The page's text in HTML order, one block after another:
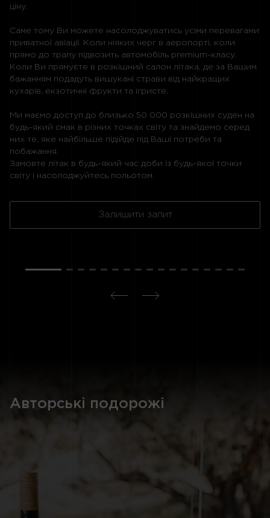
ціну.
Саме тому Ви можете насолоджуватись усіми перевагами
приватної авіації. Коли ніяких черг в аеропорті, коли
прямо до трапу підвозить автомобіль premium-класу.
Коли Ви прямуєте в розкішний салон літака, де за Вашим
бажанням подадуть вишукані страви від найкращих
кухарів, екзотичні фрукти та ігристе.
Ми маємо доступ до близько 50 000 розкішних суден на
будь-який смак в різних точках світу та знайдемо серед
них те, яке найбільше підійде під Ваші потреби та
побажання.
Замовте літак в будь-який час доби із будь-якої точки
світу і насолоджуйтесь польотом.
Залишити запит
Авторські подорожі